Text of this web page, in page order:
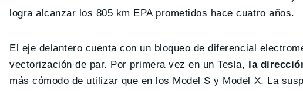
logra alcanzar los 805 km EPA prometidos hace cuatro años.
El eje delantero cuenta con un bloqueo de diferencial
vectorización de par. Por primera vez en un Tesla,
la
más cómodo de utilizar que en los Model S y Model X. La